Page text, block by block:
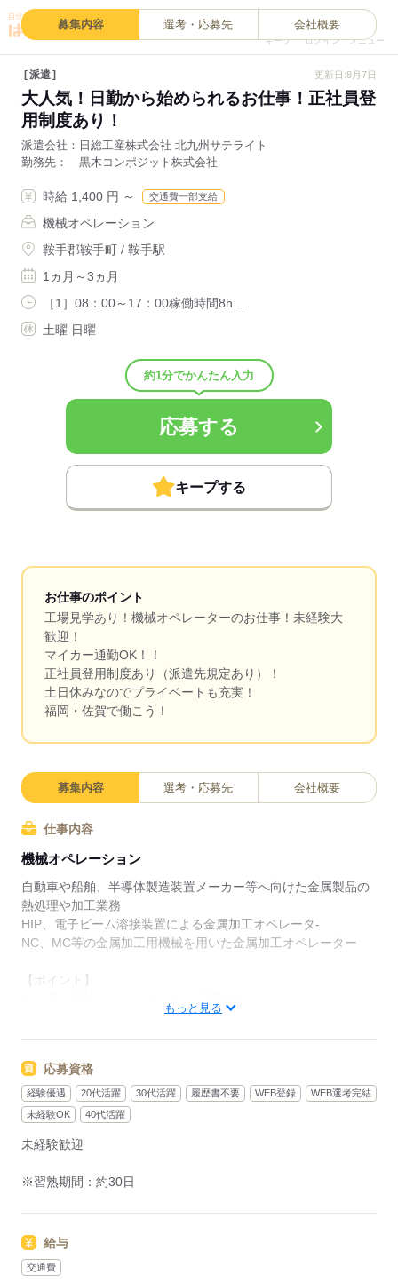
キープ ログイン メニュー
募集内容 選考・応募先 会社概要
派遣 更新日:8月7日
大人気！日勤から始められるお仕事！正社員登
用制度あり！
派遣会社
日総工産株式会社 北九州サテライト
勤務先
黒木コンポジット株式会社
時給 1,400 円 ～ 交通費一部支給
機械オペレーション
鞍手郡鞍手町 / 鞍手駅
1ヵ月～3ヵ月
［1］08：00～17：00稼働時間8h…
土曜 日曜
約1分でかんたん入力
応募する
キープする
お仕事のポイント
工場見学あり！機械オペレーターのお仕事！未経験大
歓迎！
マイカー通勤OK！！
正社員登用制度あり（派遣先規定あり）！
土日休みなのでプライベートも充実！
福岡・佐賀で働こう！
募集内容 選考・応募先 会社概要
仕事内容
機械オペレーション
自動車や船舶、半導体製造装置メーカー等へ向けた金属製品の
熱処理や加工業務
HIP、電子ビーム溶接装置による金属加工オペレータ‐
NC、MC等の金属加工用機械を用いた金属加工オペレーター
【ポイント】
時給1,400円の高時給ワーク！！
全国有数の技術力保有の会社でスキルを身に付けよう！
空調完備で快適な現場！
土日休みなので、しっかり休めてプライベートも充実！（休日
出勤の場合あり）
円まで全額支給）！
もっと見る
応募資格
経験優遇 20代活躍 30代活躍 履歴書不要 WEB登録
WEB選考完結
未経験OK
40代活躍
未経験歓迎
※習熟期間：約30日
給与
交通費